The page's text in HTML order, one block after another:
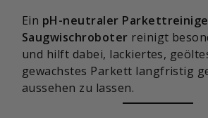
Ein pH-neutraler
Saugwischroboter reinigt
und hilft dabei, lackiertes,
gewachstes Parkett langfristig
aussehen zu lassen.